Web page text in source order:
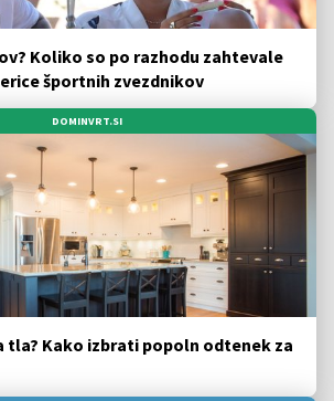
Koliko so po razhodu zahtevale
športnih zvezdnikov
DOMINVRT.SI
tla? Kako izbrati popoln odtenek za